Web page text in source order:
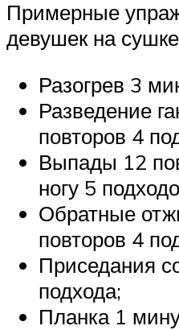
Примерные
девушек на
Разогрев 3
Разведение
повторов 4
Выпады 12
ногу 5
Обратные
повторов 4
Приседания
подхода;
Планка 1